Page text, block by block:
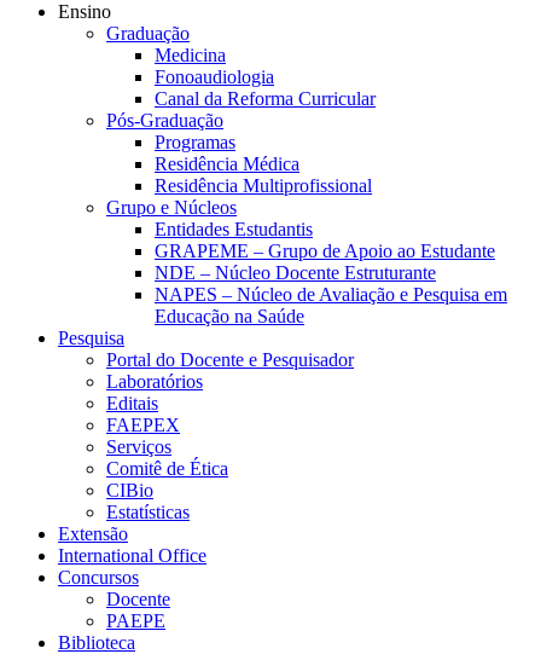
Ensino
Graduação
Medicina
Fonoaudiologia
Canal da Reforma Curricular
Pós-Graduação
Programas
Residência Médica
Residência Multiprofissional
Grupo e Núcleos
Entidades Estudantis
GRAPEME – Grupo de Apoio ao Estudante
NDE – Núcleo Docente Estruturante
NAPES – Núcleo de Avaliação e Pesquisa em
Educação na Saúde
Pesquisa
Portal do Docente e Pesquisador
Laboratórios
Editais
FAEPEX
Serviços
Comitê de Ética
CIBio
Estatísticas
Extensão
International Office
Concursos
Docente
PAEPE
Biblioteca